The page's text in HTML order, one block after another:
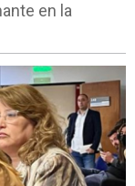
en la